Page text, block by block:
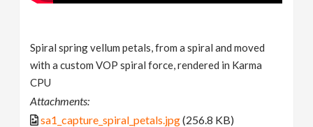
Spiral spring vellum petals, from a spiral and moved
with a custom VOP spiral force, rendered in Karma
CPU
Attachments:
sa1_capture_spiral_petals.jpg(256.8 KB)